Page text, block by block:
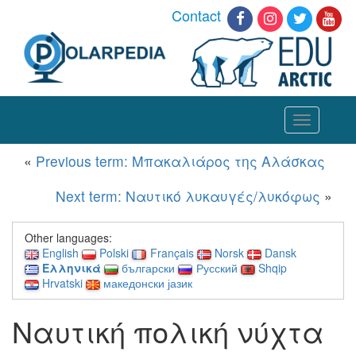
Contact
Toggle
navigation
« Previous term: Μπακαλιάρος της Αλάσκας
Next term: Ναυτικό λυκαυγές/λυκόφως »
Other languages:
English
Polski Français Norsk
Dansk
Ελληνικά
български Русский
Shqip
Hrvatski
македонски јазик
Ναυτική πολική νύχτα